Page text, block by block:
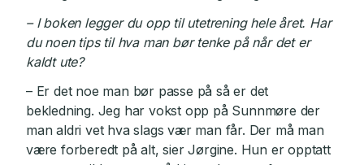
– I boken legger du opp til utetrening hele året. Har
du noen tips til hva man bør tenke på når det er
kaldt ute?
– Er det noe man bør passe på så er det
bekledning. Jeg har vokst opp på Sunnmøre der
man aldri vet hva slags vær man får. Der må man
være forberedt på alt, sier Jørgine. Hun er opptatt